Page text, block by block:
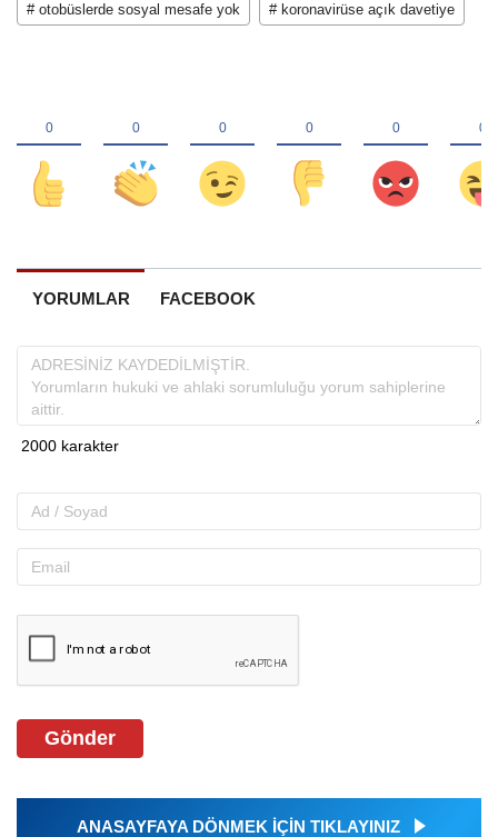
# otobüslerde sosyal mesafe yok # koronavirüse açık davetiye
YORUMLAR FACEBOOK
Gönder
ANASAYFAYA DÖNMEK İÇİN TIKLAYINIZ